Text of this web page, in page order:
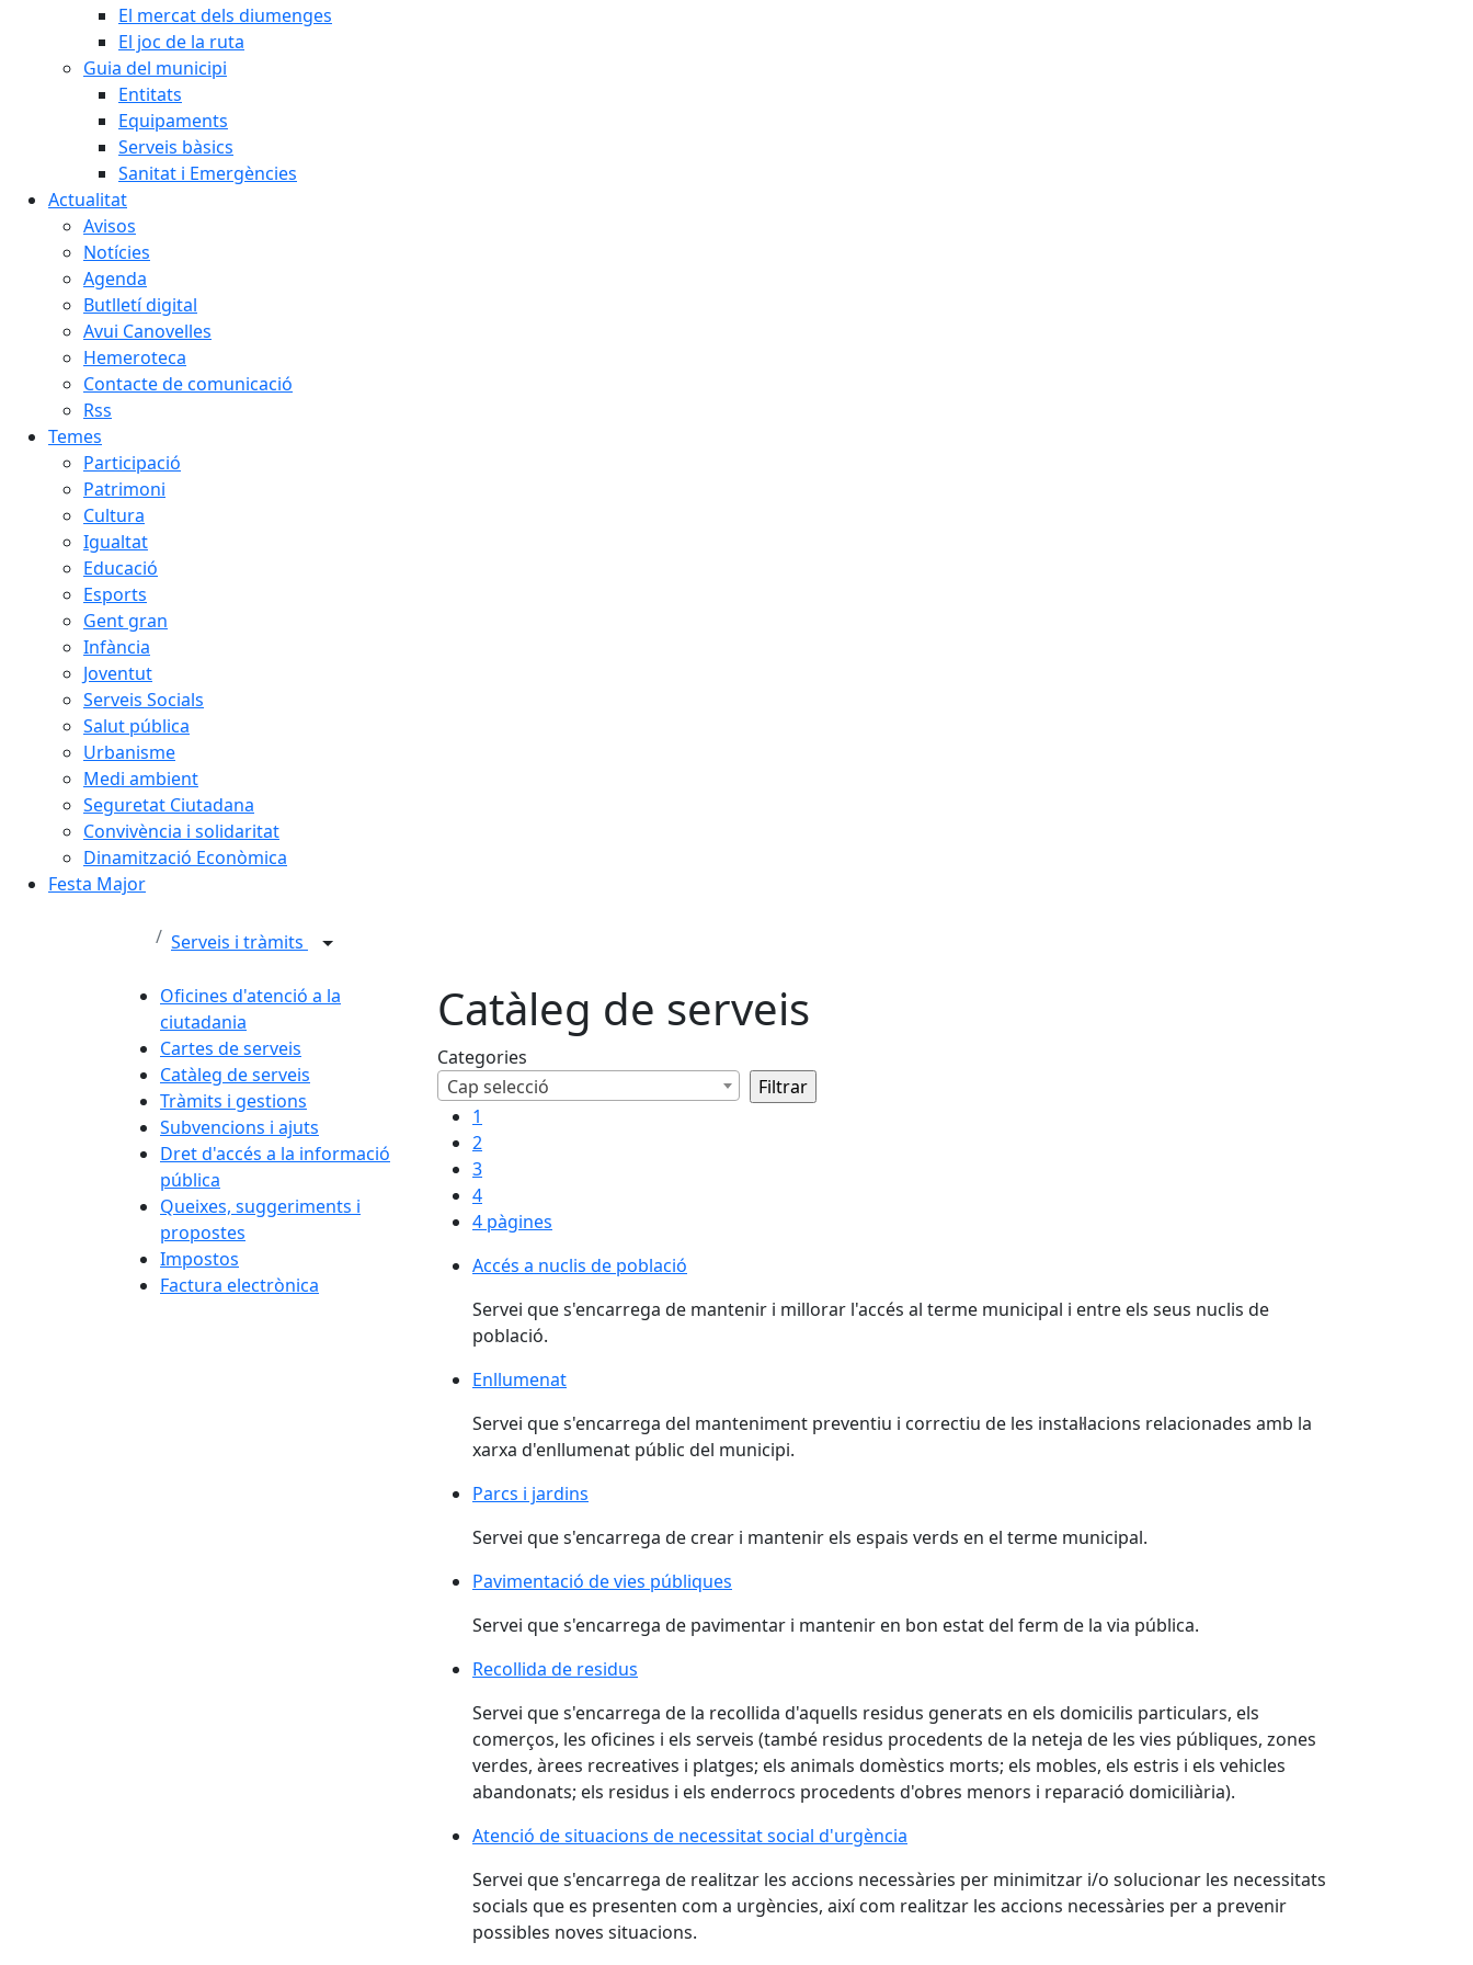
El mercat dels diumenges
El joc de la ruta
Guia del municipi
Entitats
Equipaments
Serveis bàsics
Sanitat i Emergències
Actualitat
Avisos
Notícies
Agenda
Butlletí digital
Avui Canovelles
Hemeroteca
Contacte de comunicació
Rss
Temes
Participació
Patrimoni
Cultura
Igualtat
Educació
Esports
Gent gran
Infància
Joventut
Serveis Socials
Salut pública
Urbanisme
Medi ambient
Seguretat Ciutadana
Convivència i solidaritat
Dinamització Econòmica
Festa Major
Serveis i tràmits
Oficines d'atenció a la
ciutadania
Cartes de serveis
Catàleg de serveis
Tràmits i gestions
Subvencions i ajuts
Dret d'accés a la informació
pública
Queixes, suggeriments i
propostes
Impostos
Factura electrònica
Catàleg de serveis
Categories
Cap selecció
1
2
3
4
4 pàgines
Accés a nuclis de població
Servei que s'encarrega de mantenir i millorar l'accés al terme municipal i entre els seus nuclis de
població.
Enllumenat
Servei que s'encarrega del manteniment preventiu i correctiu de les instal·lacions relacionades amb la
xarxa d'enllumenat públic del municipi.
Parcs i jardins
Servei que s'encarrega de crear i mantenir els espais verds en el terme municipal.
Pavimentació de vies públiques
Servei que s'encarrega de pavimentar i mantenir en bon estat del ferm de la via pública.
Recollida de residus
Recollida de residus
Servei que s'encarrega de la recollida d'aquells residus generats en els domicilis particulars, els
comerços, les oficines i els serveis (també residus procedents de la neteja de les vies públiques, zones
verdes, àrees recreatives i platges; els animals domèstics morts; els mobles, els estris i els vehicles
abandonats; els residus i els enderrocs procedents d'obres menors i reparació domiciliària).
Atenció de situacions de necessitat social d'urgència
Servei que s'encarrega de realitzar les accions necessàries per minimitzar i/o solucionar les necessitats
socials que es presenten com a urgències, així com realitzar les accions necessàries per a prevenir
possibles noves situacions.